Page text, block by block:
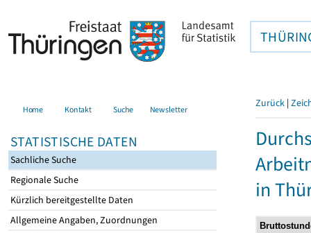
Home Kontakt Suche Newsletter
STATISTISCHE DATEN
Sachliche Suche
Regionale Suche
Kürzlich bereitgestellte Daten
Allgemeine Angaben, Zuordnungen
Zurück |
in